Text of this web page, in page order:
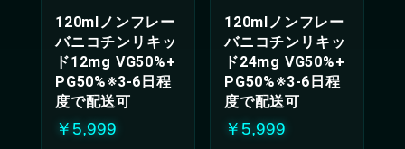
120mlノンフレー
バニコチンリキッ
ド12mg VG50%+
PG50%※3-6日程
度で配送可
￥5,999
120mlノンフレー
バニコチンリキッ
ド24mg VG50%+
PG50%※3-6日程
度で配送可
￥5,999